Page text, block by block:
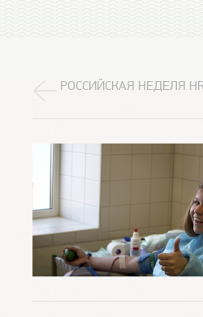
РОССИЙСКАЯ НЕДЕЛЯ